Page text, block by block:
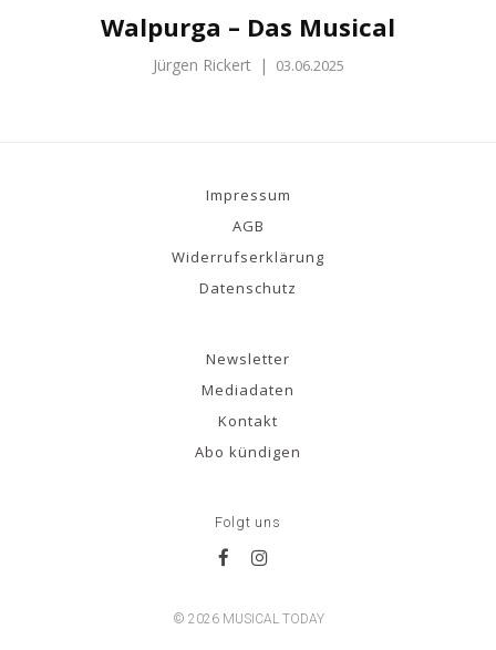
Walpurga – Das Musical
Jürgen Rickert | 03.06.2025
Impressum
AGB
Widerrufserklärung
Datenschutz
Newsletter
Mediadaten
Kontakt
Abo kündigen
Folgt uns
© 2026 MUSICAL TODAY